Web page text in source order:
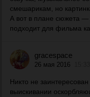
смешарикам, но
А вот в плане сюжета
подходит для фильма
gracespace
26 мая 2016
Никто не
выискивании